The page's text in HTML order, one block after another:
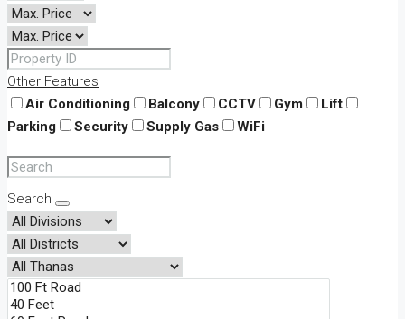
Other Features
Air Conditioning
Balcony CCTV Gym
Lift
Parking
Security Supply Gas WiFi
Search